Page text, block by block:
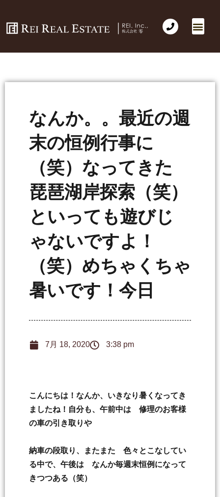
なんか。。最近の週
末の恒例行事に
（笑）なってきた
琵琶湖岸探索（笑）
といっても遊びじ
ゃないですよ！
（笑）めちゃくちゃ
暑いです！今日
7月 18, 2020 3:38 pm
こんにちは！なんか、いきなり暑くなってき
ましたね！自分も、午前中は 修理のお客様
の車の引き取りや
納車の段取り、またまた 色々とこなしてい
る中で、午後は なんか毎週末恒例になって
きつつある（笑）